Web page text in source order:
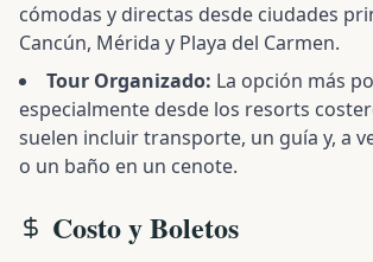
cómodas y directas desde ciudades
Cancún, Mérida y Playa del Carmen.
Tour Organizado: La opción más
especialmente desde los resorts
suelen incluir transporte, un guía y, a
o un baño en un cenote.
Costo y Boletos